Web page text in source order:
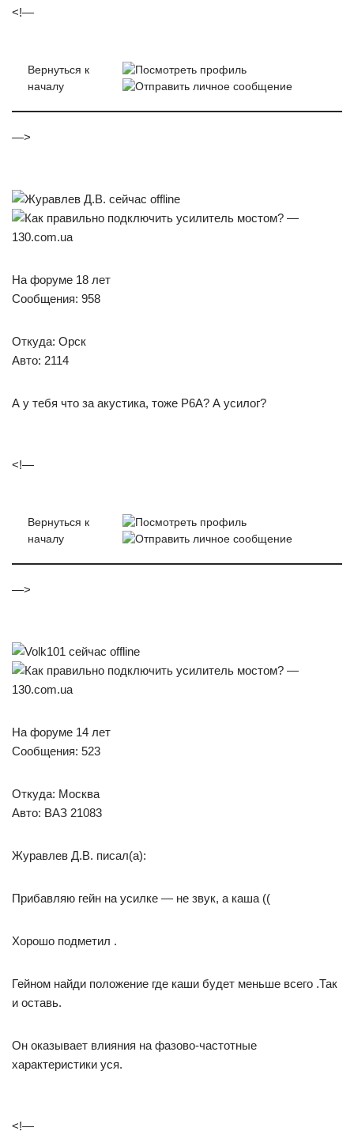
<!—
Вернуться к
началу
—>
На форуме 18 лет
Сообщения: 958
Откуда: Орск
Авто: 2114
А у тебя что за акустика, тоже Р6А? А усилог?
<!—
Вернуться к
началу
—>
На форуме 14 лет
Сообщения: 523
Откуда: Москва
Авто: ВАЗ 21083
Журавлев Д.В. писал(а):
Прибавляю гейн на усилке — не звук, а каша ((
Хорошо подметил .
Гейном найди положение где каши будет меньше всего .Так
и оставь.
Он оказывает влияния на фазово-частотные
характеристики уся.
<!—